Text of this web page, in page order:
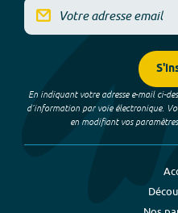
En indiquant votre adresse e-mail ci-
d’information par voie électronique.
en modifiant vos